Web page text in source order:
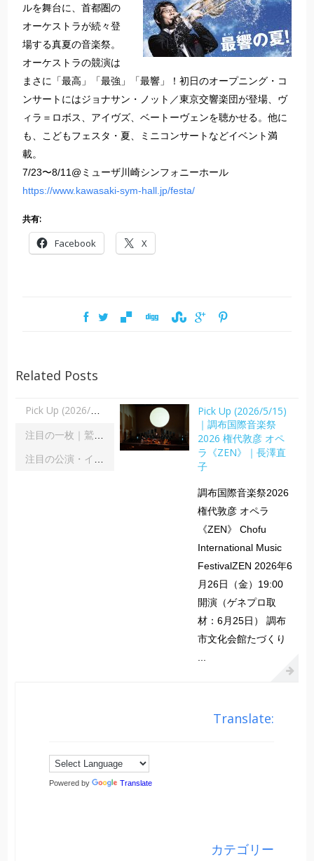
ルを舞台に、首都圏の
オーケストラが続々登
場する真夏の音楽祭。
オーケストラの競演は
まさに「最高」「最強」「最響」！初日のオープニング・コ
ンサートにはジョナサン・ノット／東京交響楽団が登場、ヴ
ィラ＝ロボス、アイヴズ、ベートーヴェンを聴かせる。他に
も、こどもフェスタ・夏、ミニコンサートなどイベント満
載。
7/23〜8/11@ミューザ川崎シンフォニーホール
https://www.kawasaki-sym-hall.jp/festa/
共有:
Facebook X
Related Posts
Pick Up (2026/5/15)｜調布国際音楽祭2026 権代敦彦 オペラ《ZEN》｜長澤直子
注目の一枚｜鷲宮美幸「舞踊の彼方へ」｜齋藤俊夫
Pick Up (2026/5/15)
｜調布国際音楽祭
2026 権代敦彦 オペ
ラ《ZEN》｜長澤直
子
調布国際音楽祭2026
権代敦彦 オペラ
《ZEN》 Chofu
International Music
FestivalZEN 2026年6
月26日（金）19:00
開演（ゲネプロ取
材：6月25日） 調布
市文化会館たづくり
...
Translate:
Powered by Translate
カテゴリー